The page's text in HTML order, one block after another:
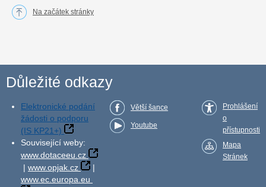
Na začátek stránky
Důležité odkazy
Elektronické podání
žádosti o podporu
(IS KP21+)
Související weby:
www.dotaceeu.cz
| www.opjak.cz
|
www.ec.europa.eu
Větší šance
Youtube
Prohlášení
o
přístupnosti
Mapa
Stránek